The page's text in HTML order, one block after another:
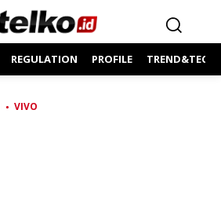
REGULATION PROFILE
VIVO